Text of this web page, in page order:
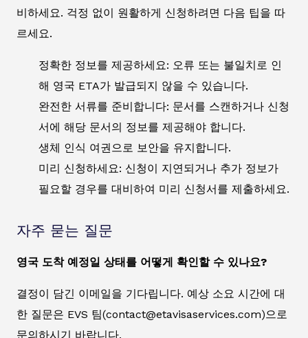
비하세요. 걱정 없이 원활하게 신청하려면 다음 팁을 따
르세요.
정확한 정보를 제공하세요: 오류 또는 불일치로 인
해 영국 ETA가 발급되지 않을 수 있습니다.
완전한 서류를 준비합니다: 문서를 스캔하거나 신청
서에 해당 문서의 정보를 제공해야 합니다.
생체 인식 여권으로 보안을 유지합니다.
미리 신청하세요: 신청이 지연되거나 추가 정보가
필요할 경우를 대비하여 미리 신청서를 제출하세요.
자주 묻는 질문
영국 도착 예정일 상태를 어떻게 확인할 수 있나요?
결정이 담긴 이메일을 기다립니다. 예상 소요 시간에 대
한 질문은 EVS 팀(contact@etavisaservices.com)으로
문의하시기 바랍니다.